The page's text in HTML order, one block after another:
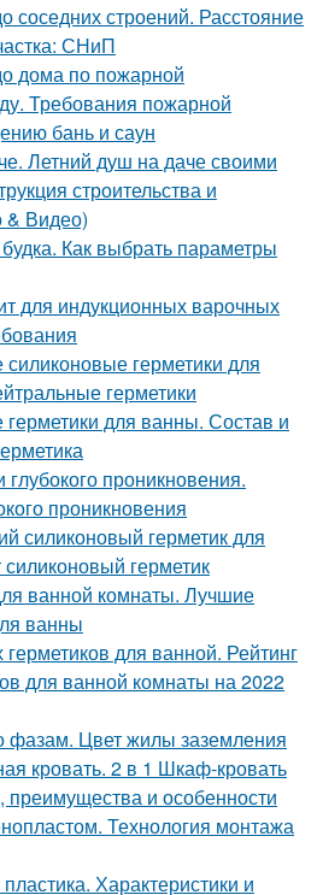
соседних строений. Расстояние
СНиП
дома по пожарной
Требования пожарной
бань и саун
Летний душ на даче своими
строительства и
& Видео)
Как выбрать параметры
для индукционных варочных
герметики для
герметики
для ванны. Состав и
глубокого проникновения.
проникновения
силиконовый герметик для
герметик
ванной комнаты. Лучшие
ванны
для ванной. Рейтинг
для ванной комнаты на 2022
фазам. Цвет жилы заземления
кровать. 2 в 1 Шкаф-кровать
преимущества и особенности
Технология монтажа
Характеристики и